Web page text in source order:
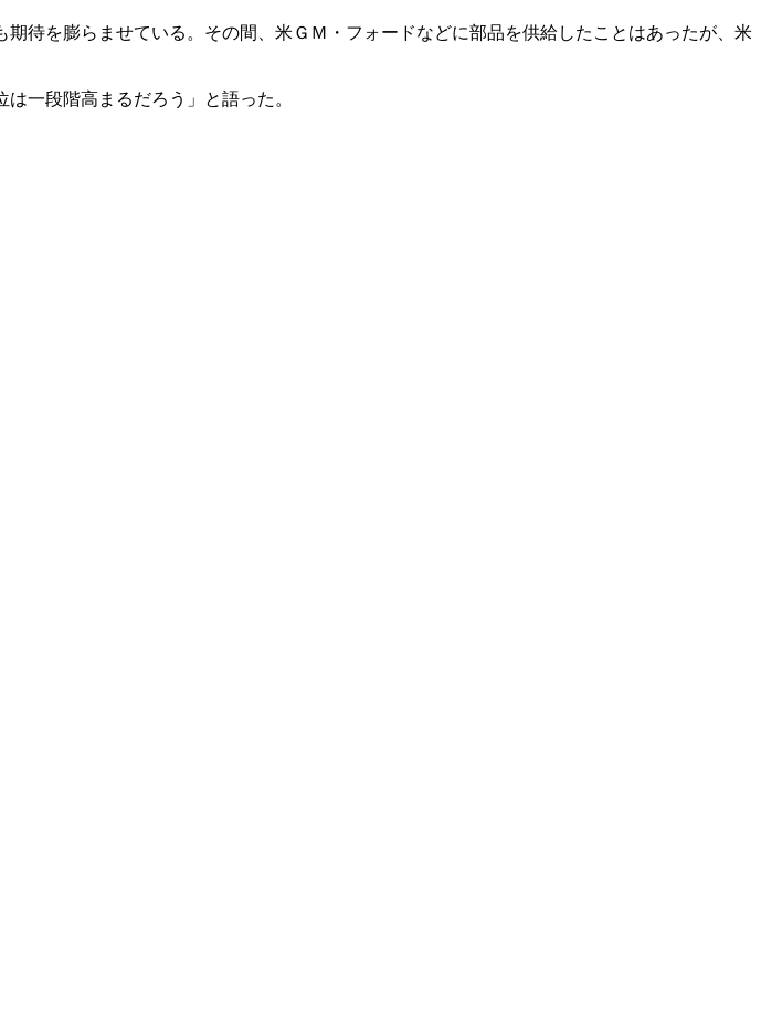
待を膨らませている。その間、米ＧＭ・フォードなどに部品を供給したことはあったが、米
一段階高まるだろう」と語った。